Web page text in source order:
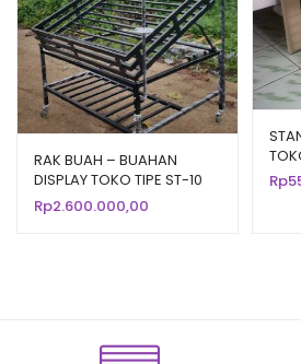
RAK BUAH – BUAHAN
DISPLAY TOKO TIPE ST-10
RAJA RAK
Rp2.600.000,00
Rp